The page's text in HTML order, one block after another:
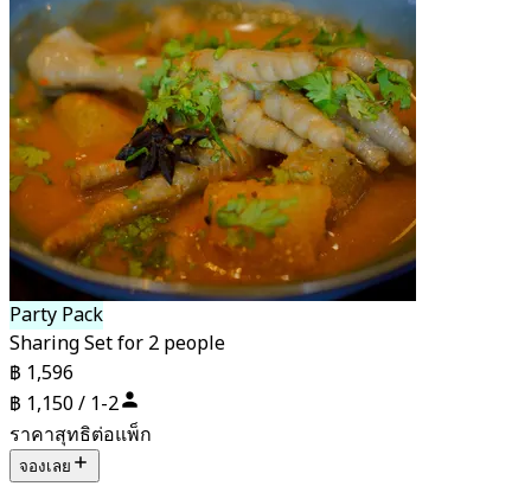
Party Pack
Sharing Set for 2 people
฿ 1,596
฿ 1,150 / 1-2
ราคาสุทธิต่อแพ็ก
จองเลย